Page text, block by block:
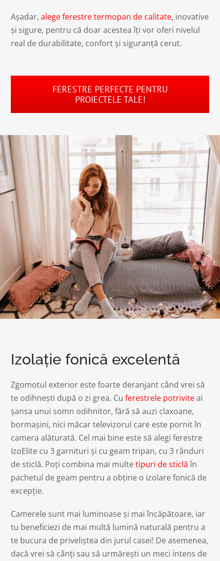
Așadar,alege ferestre termopan de calitate, inovative
și sigure, pentru că doar acestea îți vor oferi nivelul
real de durabilitate, confort și siguranță cerut.
FERESTRE PERFECTE PENTRU
PROIECTELE TALE!
Izolație fonică excelentă
Zgomotul exterior este foarte deranjant când vrei să
te odihnești după o zi grea. Cuferestrele potriviteai
șansa unui somn odihnitor, fără să auzi claxoane,
bormașini, nici măcar televizorul care este pornit în
camera alăturată. Cel mai bine este să alegi ferestre
IzoElite cu 3 garnituri și cu geam tripan, cu 3 rânduri
de sticlă. Poți combina mai multetipuri de sticlăîn
pachetul de geam pentru a obține o izolare fonică de
excepție.
Camerele sunt mai luminoase și mai încăpătoare, iar
tu beneficiezi de mai multă lumină naturală pentru a
te bucura de priveliștea din jurul casei! De asemenea,
dacă vrei să cânți sau să urmărești un meci intens de